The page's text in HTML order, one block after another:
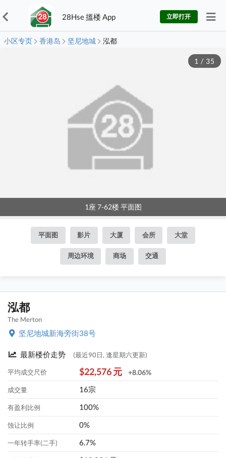
28Hse 搵楼 App 立即打开
小区专页 香港岛 坚尼地城 泓都
1座 7-62楼 平面图
1 / 35
平面图 影片 大厦 会所 大堂
周边环境 商场 交通
泓都
The Merton
坚尼地城新海旁街38号
最新楼价走势 (最近90日, 逢星期六更新)
平均成交尺价 $22,576 元 +8.06%
成交量 16宗
有盈利比例 100%
蚀让比例 0%
一年转手率(二手) 6.7%